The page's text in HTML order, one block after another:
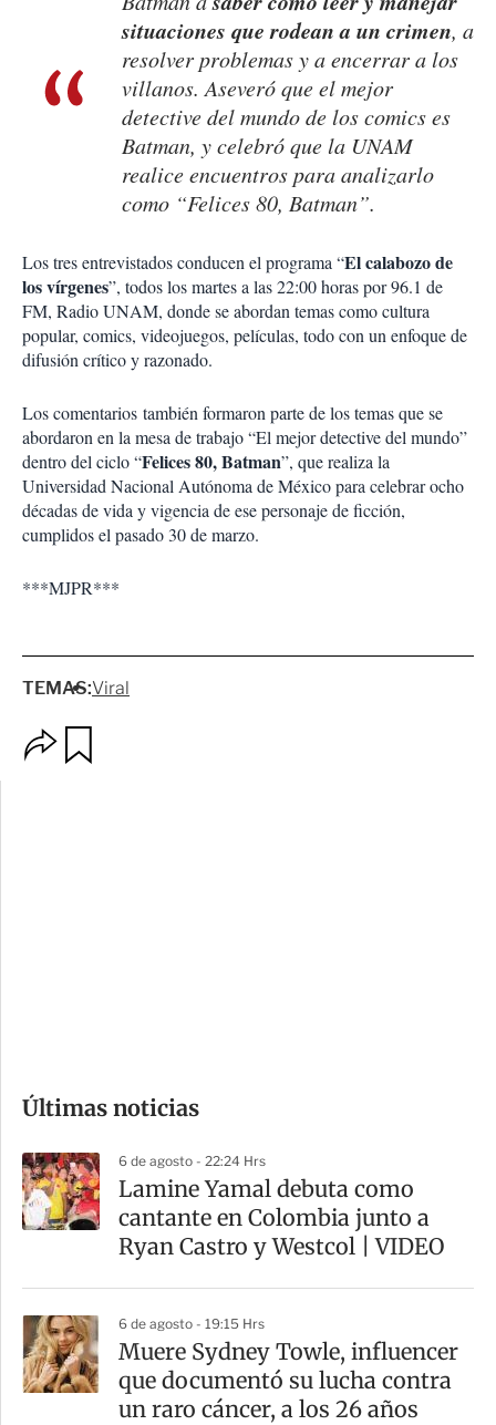
situaciones que rodean a un crimen, a
resolver problemas y a encerrar a los
villanos. Aseveró que el mejor
detective del mundo de los comics es
Batman, y celebró que la UNAM
realice encuentros para analizarlo
como “Felices 80, Batman”.
Los tres entrevistados conducen el programa “El calabozo de
los vírgenes”, todos los martes a las 22:00 horas por 96.1 de
FM, Radio UNAM, donde se abordan temas como cultura
popular, comics, videojuegos, películas, todo con un enfoque de
difusión crítico y razonado.
Los comentarios también formaron parte de los temas que se
abordaron en la mesa de trabajo “El mejor detective del mundo”
dentro del ciclo “Felices 80, Batman”, que realiza la
Universidad Nacional Autónoma de México para celebrar ocho
décadas de vida y vigencia de ese personaje de ficción,
cumplidos el pasado 30 de marzo.
***MJPR***
TEMAS:Viral
m
a
r
t
Últimas noticias
6 de agosto - 22:24 Hrs
Lamine Yamal debuta como
cantante en Colombia junto a
Ryan Castro y Westcol | VIDEO
6 de agosto - 19:15 Hrs
Muere Sydney Towle, influencer
que documentó su lucha contra
un raro cáncer, a los 26 años